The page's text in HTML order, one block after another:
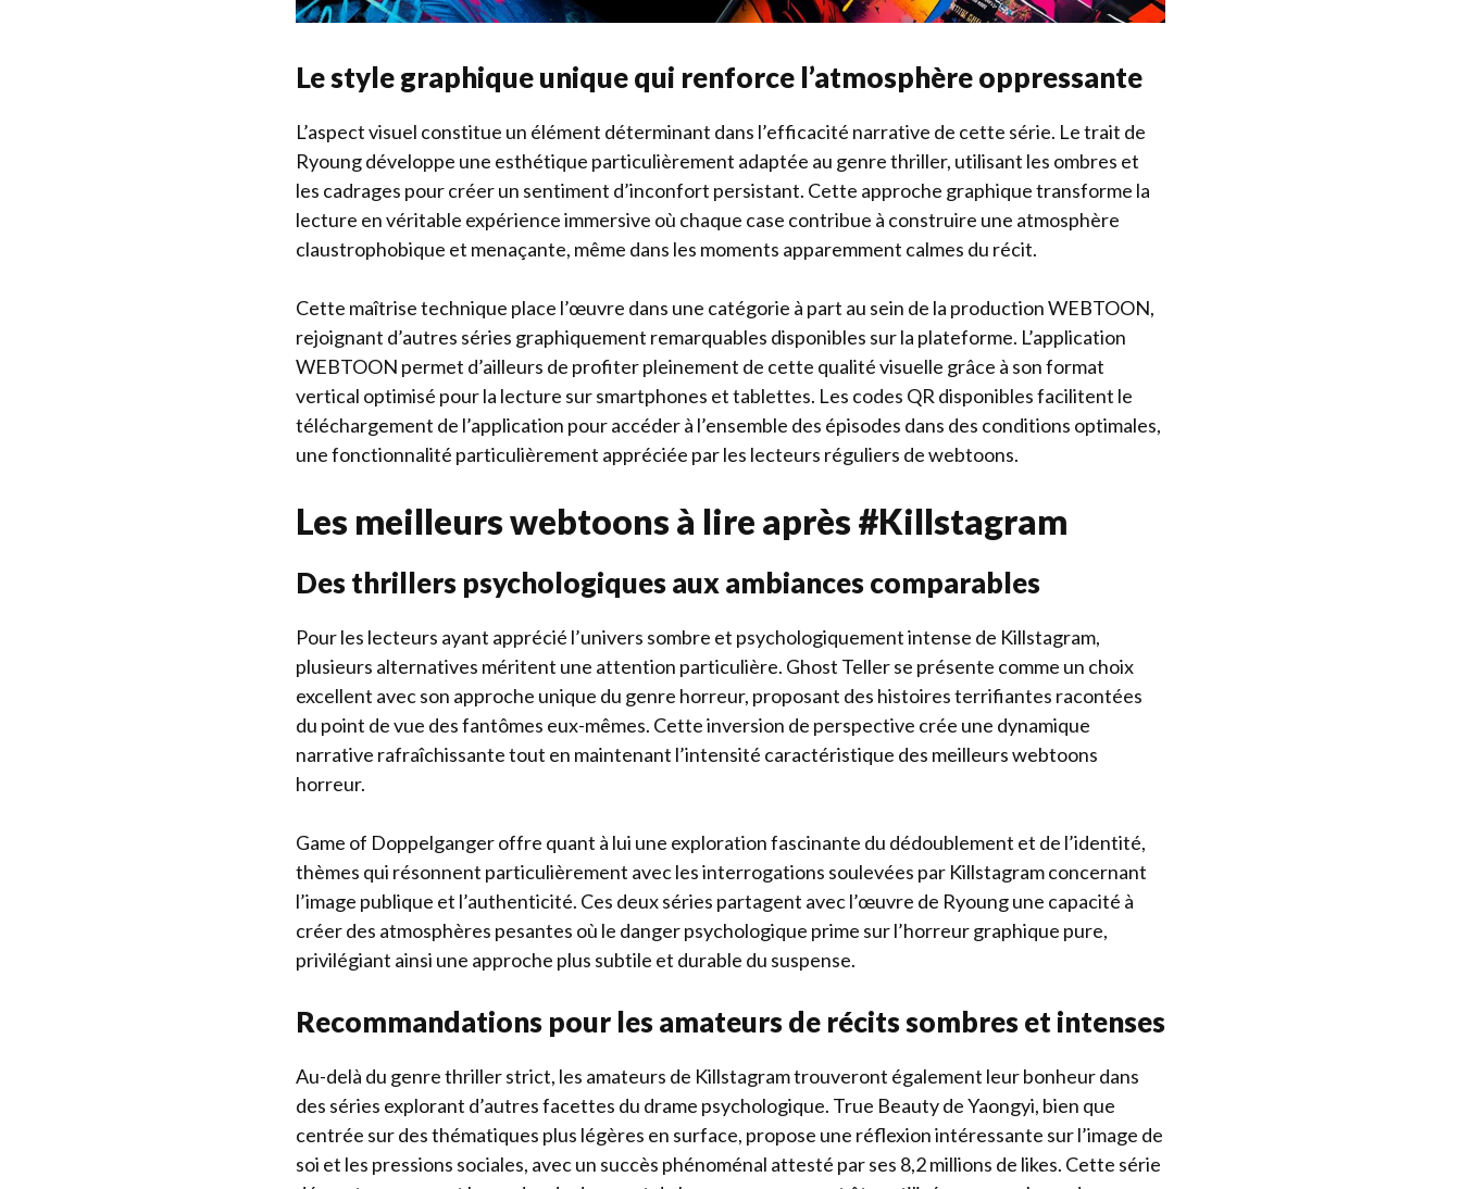
Le style graphique unique qui renforce l’atmosphère oppressante
L’aspect visuel constitue un élément déterminant dans l’efficacité narrative de cette série. Le trait de
Ryoung développe une esthétique particulièrement adaptée au genre thriller, utilisant les ombres et
les cadrages pour créer un sentiment d’inconfort persistant. Cette approche graphique transforme la
lecture en véritable expérience immersive où chaque case contribue à construire une atmosphère
claustrophobique et menaçante, même dans les moments apparemment calmes du récit.
Cette maîtrise technique place l’œuvre dans une catégorie à part au sein de la production WEBTOON,
rejoignant d’autres séries graphiquement remarquables disponibles sur la plateforme. L’application
WEBTOON permet d’ailleurs de profiter pleinement de cette qualité visuelle grâce à son format
vertical optimisé pour la lecture sur smartphones et tablettes. Les codes QR disponibles facilitent le
téléchargement de l’application pour accéder à l’ensemble des épisodes dans des conditions optimales,
une fonctionnalité particulièrement appréciée par les lecteurs réguliers de webtoons.
Les meilleurs webtoons à lire après #Killstagram
Des thrillers psychologiques aux ambiances comparables
Pour les lecteurs ayant apprécié l’univers sombre et psychologiquement intense de Killstagram,
plusieurs alternatives méritent une attention particulière. Ghost Teller se présente comme un choix
excellent avec son approche unique du genre horreur, proposant des histoires terrifiantes racontées
du point de vue des fantômes eux-mêmes. Cette inversion de perspective crée une dynamique
narrative rafraîchissante tout en maintenant l’intensité caractéristique des meilleurs webtoons
horreur.
Game of Doppelganger offre quant à lui une exploration fascinante du dédoublement et de l’identité,
thèmes qui résonnent particulièrement avec les interrogations soulevées par Killstagram concernant
l’image publique et l’authenticité. Ces deux séries partagent avec l’œuvre de Ryoung une capacité à
créer des atmosphères pesantes où le danger psychologique prime sur l’horreur graphique pure,
privilégiant ainsi une approche plus subtile et durable du suspense.
Recommandations pour les amateurs de récits sombres et intenses
Au-delà du genre thriller strict, les amateurs de Killstagram trouveront également leur bonheur dans
des séries explorant d’autres facettes du drame psychologique. True Beauty de Yaongyi, bien que
centrée sur des thématiques plus légères en surface, propose une réflexion intéressante sur l’image de
soi et les pressions sociales, avec un succès phénoménal attesté par ses 8,2 millions de likes. Cette série